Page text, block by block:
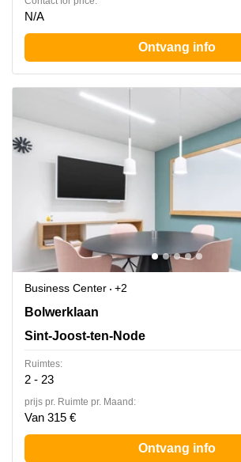
N/A
Ontvang info
Business Center
+2
Bolwerklaan 21,5e verdieping,box 5,
Bolwerklaan
Sint-Joost-ten-Node
Ruimtes:
2 - 23
prijs pr. Ruimte pr. Maand:
Van 315 €
Ontvang info